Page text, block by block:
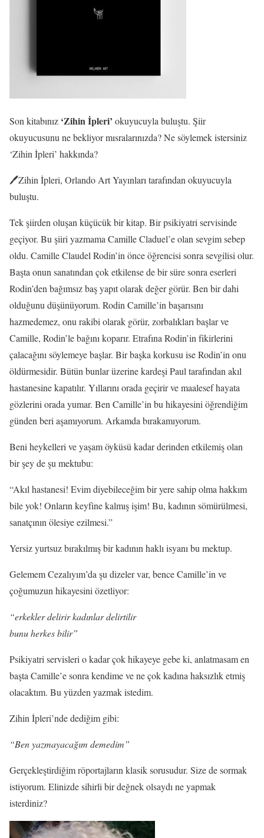
Son kitabınız ‘Zihin İpleri’ okuyucuyla buluştu. Şiir
okuyucusunu ne bekliyor mısralarınızda? Ne söylemek istersiniz
‘Zihin İpleri’ hakkında?
🖊️Zihin İpleri, Orlando Art Yayınları tarafından okuyucuyla
buluştu.
Tek şiirden oluşan küçücük bir kitap. Bir psikiyatri servisinde
geçiyor. Bu şiiri yazmama Camille Claduel’e olan sevgim sebep
oldu. Camille Claudel Rodin’in önce öğrencisi sonra sevgilisi olur.
Başta onun sanatından çok etkilense de bir süre sonra eserleri
Rodin’den bağımsız baş yapıt olarak değer görür. Ben bir dahi
olduğunu düşünüyorum. Rodin Camille’in başarısını
hazmedemez, onu rakibi olarak görür, zorbalıkları başlar ve
Camille, Rodin’le bağını koparır. Etrafına Rodin’in fikirlerini
çalacağını söylemeye başlar. Bir başka korkusu ise Rodin’in onu
öldürmesidir. Bütün bunlar üzerine kardeşi Paul tarafından akıl
hastanesine kapatılır. Yıllarını orada geçirir ve maalesef hayata
gözlerini orada yumar. Ben Camille’in bu hikayesini öğrendiğim
günden beri aşamıyorum. Arkamda bırakamıyorum.
Beni heykelleri ve yaşam öyküsü kadar derinden etkilemiş olan
bir şey de şu mektubu:
“Akıl hastanesi! Evim diyebileceğim bir yere sahip olma hakkım
bile yok! Onların keyfine kalmış işim! Bu, kadının sömürülmesi,
sanatçının ölesiye ezilmesi.”
Yersiz yurtsuz bırakılmış bir kadının haklı isyanı bu mektup.
Gelemem Cezalıyım’da şu dizeler var, bence Camille’in ve
çoğumuzun hikayesini özetliyor:
“erkekler delirir kadınlar delirtilir
bunu herkes bilir”
Psikiyatri servisleri o kadar çok hikayeye gebe ki, anlatmasam en
başta Camille’e sonra kendime ve ne çok kadına haksızlık etmiş
olacaktım. Bu yüzden yazmak istedim.
Zihin İpleri’nde dediğim gibi:
“Ben yazmayacağım demedim”
Gerçekleştirdiğim röportajların klasik sorusudur. Size de sormak
istiyorum. Elinizde sihirli bir değnek olsaydı ne yapmak
isterdiniz?